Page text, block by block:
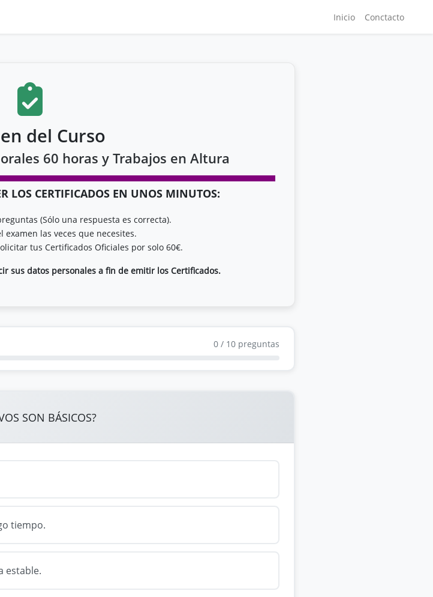
Inicio Conctacto
del Curso
60 horas y Trabajos en Altura
LOS CERTIFICADOS EN UNOS MINUTOS:
(Sólo una respuesta es correcta).
examen las veces que necesites.
sus datos personales a fin de emitir los Certificados.
0 / 10 preguntas
SON BÁSICOS?
tiempo.
estable.